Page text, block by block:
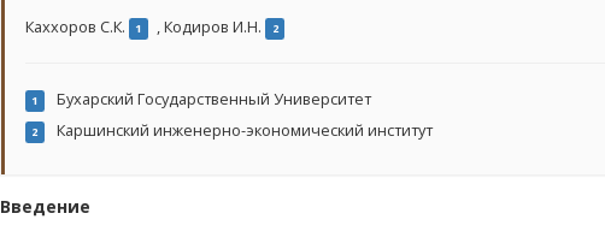
Каххоров С.К. 1 ,Кодиров И.Н. 2
1 Бухарский Государственный Университет
2 Каршинский инженерно-экономический институт
Введение